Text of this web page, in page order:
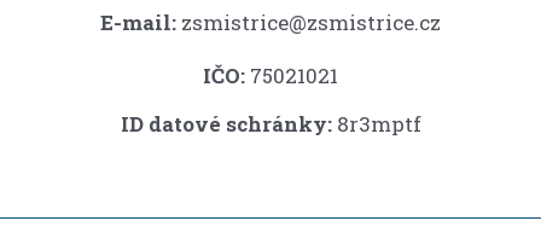
E-mail: zsmistrice@zsmistrice.cz
IČO: 75021021
ID datové schránky:8r3mptf